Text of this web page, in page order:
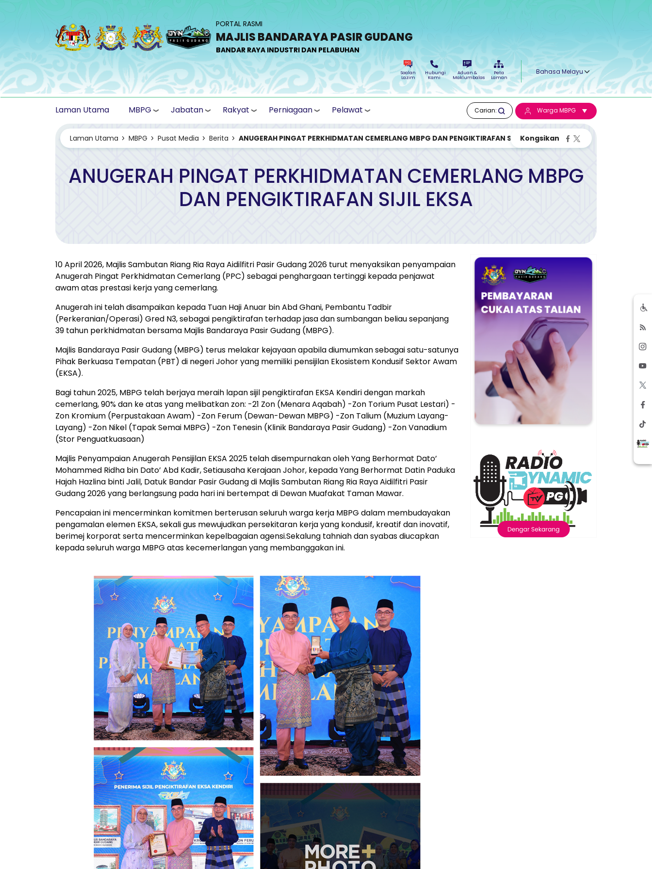
PORTAL RASMI
MAJLIS BANDARAYA PASIR GUDANG
BANDAR RAYA INDUSTRI DAN PELABUHAN
Soalan
Lazim
Hubungi
Kami
Aduan &
Maklumbalas
Peta
Laman
Select your language
Laman Utama MBPG Jabatan Rakyat Perniagaan Pelawat Carian: Warga MBPG
Laman Utama MBPG Pusat Media Berita ANUGERAH PINGAT PERKHIDMATAN CEMERLANG MBPG DAN PENGIKTIRAFAN SIJIL EKSA
ANUGERAH PINGAT PERKHIDMATAN CEMERLANG MBPG
DAN PENGIKTIRAFAN SIJIL EKSA
10 April 2026, Majlis Sambutan Riang Ria Raya Aidilfitri Pasir Gudang 2026 turut menyaksikan penyampaian
Anugerah Pingat Perkhidmatan Cemerlang (PPC) sebagai penghargaan tertinggi kepada penjawat
awam atas prestasi kerja yang cemerlang.
Anugerah ini telah disampaikan kepada Tuan Haji Anuar bin Abd Ghani, Pembantu Tadbir
(Perkeranian/Operasi) Gred N3, sebagai pengiktirafan terhadap jasa dan sumbangan beliau sepanjang
39 tahun perkhidmatan bersama Majlis Bandaraya Pasir Gudang (MBPG).
Majlis Bandaraya Pasir Gudang (MBPG) terus melakar kejayaan apabila diumumkan sebagai satu-satunya
Pihak Berkuasa Tempatan (PBT) di negeri Johor yang memiliki pensijilan Ekosistem Kondusif Sektor Awam
(EKSA).
Bagi tahun 2025, MBPG telah berjaya meraih lapan sijil pengiktirafan EKSA Kendiri dengan markah
cemerlang, 90% dan ke atas yang melibatkan zon: -21 Zon (Menara Aqabah) -Zon Torium Pusat Lestari) -
Zon Kromium (Perpustakaan Awam) -Zon Ferum (Dewan-Dewan MBPG) -Zon Talium (Muzium Layang-
Layang) -Zon Nikel (Tapak Semai MBPG) -Zon Tenesin (Klinik Bandaraya Pasir Gudang) -Zon Vanadium
(Stor Penguatkuasaan)
Majlis Penyampaian Anugerah Pensijilan EKSA 2025 telah disempurnakan oleh Yang Berhormat Dato’
Mohammed Ridha bin Dato’ Abd Kadir, Setiausaha Kerajaan Johor, kepada Yang Berhormat Datin Paduka
Hajah Hazlina binti Jalil, Datuk Bandar Pasir Gudang di Majlis Sambutan Riang Ria Raya Aidilfitri Pasir
Gudang 2026 yang berlangsung pada hari ini bertempat di Dewan Muafakat Taman Mawar.
Pencapaian ini mencerminkan komitmen berterusan seluruh warga kerja MBPG dalam membudayakan
pengamalan elemen EKSA, sekali gus mewujudkan persekitaran kerja yang kondusif, kreatif dan inovatif,
berimej korporat serta mencerminkan kepelbagaian agensi.Sekalung tahniah dan syabas diucapkan
kepada seluruh warga MBPG atas kecemerlangan yang membanggakan ini.